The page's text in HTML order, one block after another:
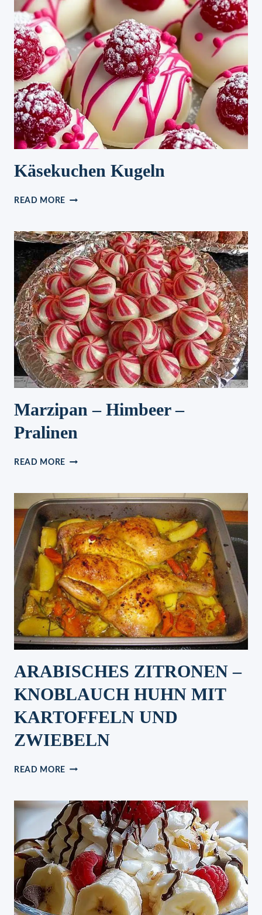
ABENDESSEN!
Käsekuchen Kugeln
READ MORE KÄSEKUCHEN
Marzipan – Himbeer –
Pralinen
READ MORE MARZIPAN
PRALINEN
ARABISCHES ZITRONEN –
KNOBLAUCH HUHN MIT
KARTOFFELN UND
ZWIEBELN
READ MORE ARABISCHES
KNOBLAUCH
HUHN
MIT
KARTOFFELN
UND
ZWIEBELN